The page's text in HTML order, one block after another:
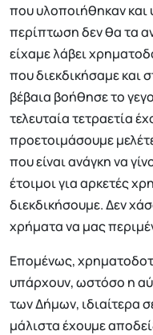
που υλοποιήθηκαν και
περίπτωση δεν θα τα
είχαμε λάβει
που διεκδικήσαμε και
βέβαια βοήθησε το
τελευταία τετραετία
προετοιμάσουμε
που είναι ανάγκη να
έτοιμοι για αρκετές
διεκδικήσουμε. Δεν
χρήματα να μας
Επομένως,
υπάρχουν, ωστόσο η
των Δήμων, ιδιαίτερα
μάλιστα έχουμε